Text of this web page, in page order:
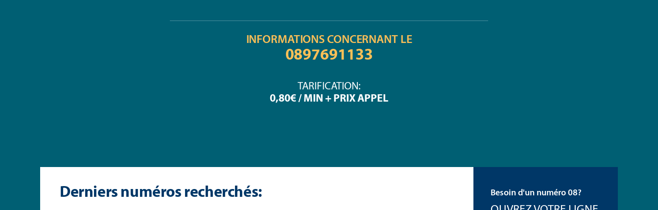
INFORMATIONS CONCERNANT LE
0897691133
TARIFICATION:
0,80€ / MIN + PRIX APPEL
Derniers numéros recherchés: Besoin d'un numéro 08?